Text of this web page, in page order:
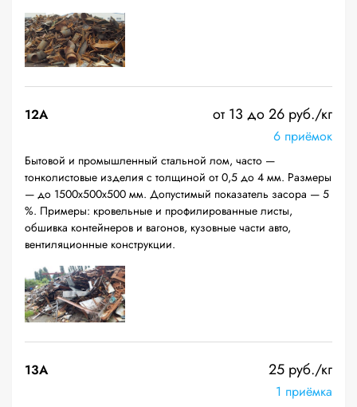
12A от 13 до 26 руб./кг
6 приёмок
Бытовой и промышленный стальной лом, часто —
тонколистовые изделия с толщиной от 0,5 до 4 мм. Размеры
— до 1500х500х500 мм. Допустимый показатель засора — 5
%. Примеры: кровельные и профилированные листы,
обшивка контейнеров и вагонов, кузовные части авто,
вентиляционные конструкции.
13А 25 руб./кг
1 приёмка